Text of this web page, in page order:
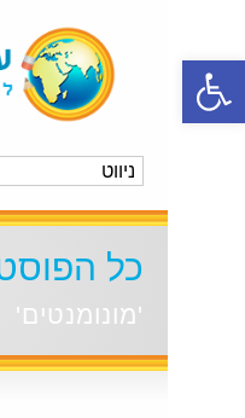
פתח סרגל נגישות
כל
'מונומנטים'